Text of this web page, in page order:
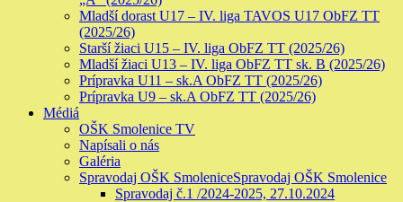
Mladší dorast U17 – IV. liga TAVOS U17 ObFZ TT
(2025/26)
Starší žiaci U15 – IV. liga ObFZ TT (2025/26)
Mladší žiaci U13 – IV. liga ObFZ TT sk. B (2025/26)
Prípravka U11 – sk.A ObFZ TT (2025/26)
Prípravka U9 – sk.A ObFZ TT (2025/26)
Médiá
OŠK Smolenice TV
Napísali o nás
Galéria
Spravodaj OŠK SmoleniceSpravodaj OŠK Smolenice
Spravodaj č.1 /2024-2025, 27.10.2024